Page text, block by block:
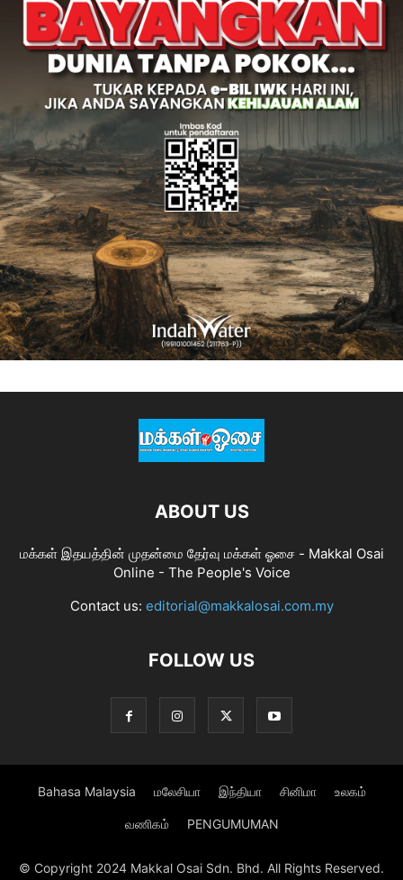
ABOUT US
மக்கள் இதயத்தின் முதன்மை தேர்வு மக்கள் ஓசை - Makkal Osai
Online - The People's Voice
Contact us: editorial@makkalosai.com.my
FOLLOW US
Bahasa Malaysia மலேசியா இந்தியா சினிமா உலகம்
வணிகம் PENGUMUMAN
© Copyright 2024 Makkal Osai Sdn. Bhd. All Rights Reserved.